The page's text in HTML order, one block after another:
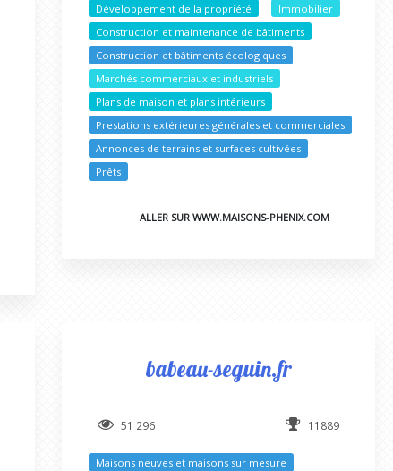
Développement de la propriété
Immobilier
Construction et maintenance de bâtiments
Construction et bâtiments écologiques
Marchés commerciaux et industriels
Plans de maison et plans intérieurs
Prestations extérieures générales et commerciales
Annonces de terrains et surfaces cultivées
Prêts
ALLER SUR WWW.MAISONS-PHENIX.COM
babeau-seguin.fr
51 296 11889
Maisons neuves et maisons sur mesure